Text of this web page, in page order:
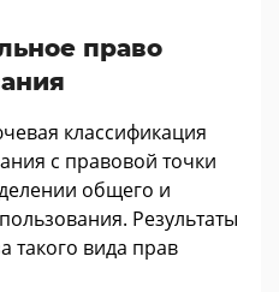
право
классификация
с правовой точки
общего и
Результаты
такого вида прав